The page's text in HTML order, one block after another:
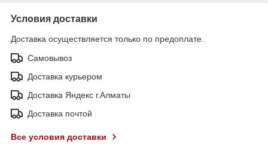
Условия доставки
Доставка осуществляется только по предоплате.
Самовывоз
Доставка курьером
Доставка Яндекс г.Алматы
Доставка почтой
Все условия доставки